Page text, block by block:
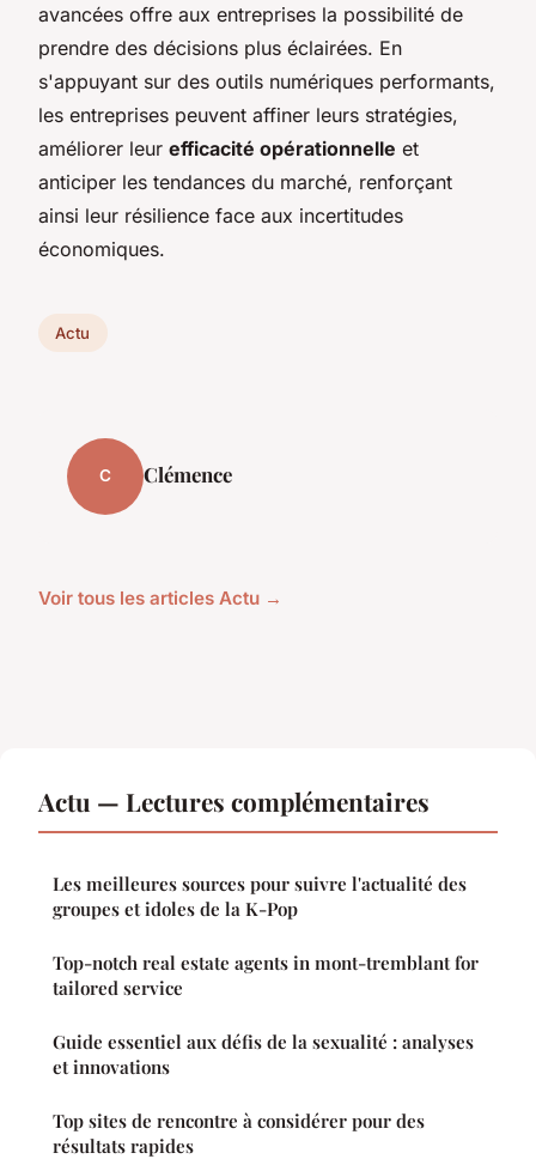
avancées offre aux entreprises la possibilité de
prendre des décisions plus éclairées. En
s'appuyant sur des outils numériques performants,
les entreprises peuvent affiner leurs stratégies,
améliorer leur efficacité opérationnelle et
anticiper les tendances du marché, renforçant
ainsi leur résilience face aux incertitudes
économiques.
Actu
C Clémence
Voir tous les articles Actu →
Actu — Lectures complémentaires
Les meilleures sources pour suivre l'actualité des
groupes et idoles de la K-Pop
Top-notch real estate agents in mont-tremblant for
tailored service
Guide essentiel aux défis de la sexualité : analyses
et innovations
Top sites de rencontre à considérer pour des
résultats rapides